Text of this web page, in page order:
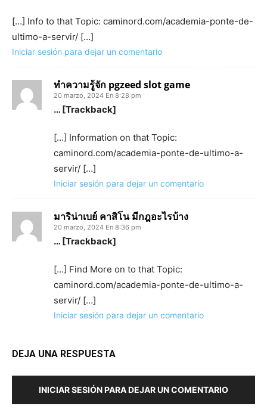
[…] Info to that Topic: caminord.com/academia-ponte-de-
ultimo-a-servir/ […]
Iniciar sesión para dejar un comentario
ทำความรู้จัก pgzeed slot game
20 marzo, 2024 En 8:28 pm
… [Trackback]
[…] Information on that Topic:
caminord.com/academia-ponte-de-ultimo-a-
servir/ […]
Iniciar sesión para dejar un comentario
มาริน่าเบย์ คาสิโน มีกฎอะไรบ้าง
20 marzo, 2024 En 8:36 pm
… [Trackback]
[…] Find More on to that Topic:
caminord.com/academia-ponte-de-ultimo-a-
servir/ […]
Iniciar sesión para dejar un comentario
DEJA UNA RESPUESTA
INICIAR SESIÓN PARA DEJAR UN COMENTARIO